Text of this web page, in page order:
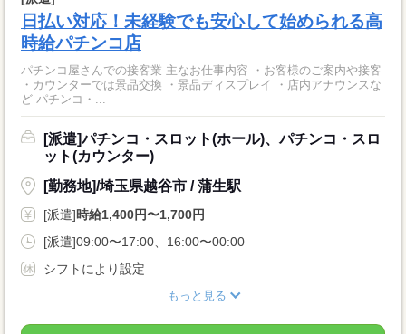
日払い対応！未経験でも安心して始められる高
時給パチンコ店
パチンコ屋さんでの接客業 主なお仕事内容 ・お客様のご案内や接客
・カウンターでは景品交換 ・景品ディスプレイ ・店内アナウンスな
ど パチンコ・...
[派遣]パチンコ・スロット(ホール)、パチンコ・スロ
ット(カウンター)
[勤務地]/埼玉県越谷市 / 蒲生駅
[派遣]時給1,400円〜1,700円
[派遣]09:00〜17:00、16:00〜00:00
シフトにより設定
もっと見る